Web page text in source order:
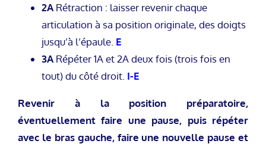
2A Rétraction : laisser revenir chaque
articulation à sa position originale, des doigts
jusqu’à l’épaule. E
3A Répéter 1A et 2A deux fois (trois fois en
tout) du côté droit. I-E
Revenir à la position préparatoire,
éventuellement faire une pause, puis répéter
avec le bras gauche, faire une nouvelle pause et